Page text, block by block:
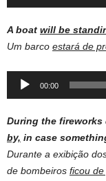
A boat will be
Um barco estará de
Audio
00:00
During the
by, in case
Durante a exibição
de bombeiros ficou de